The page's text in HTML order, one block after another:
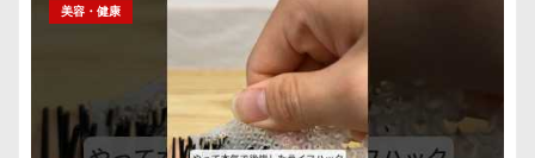
美容・健康